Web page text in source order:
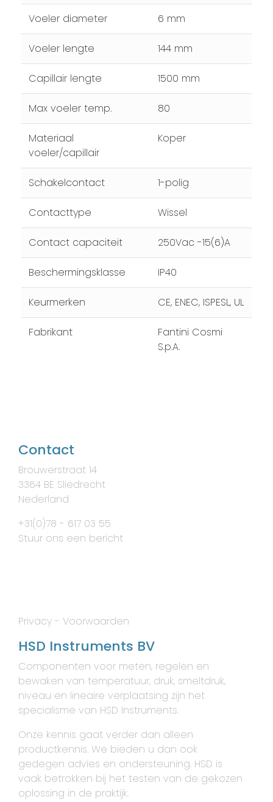
Voeler diameter 6 mm
Voeler lengte 144 mm
Capillair lengte 1500 mm
Max voeler temp. 80
Materiaal
voeler/capillair
Koper
Schakelcontact 1-polig
Contacttype Wissel
Contact capaciteit 250Vac -15(6)A
Beschermingsklasse IP40
Keurmerken CE, ENEC, ISPESL, UL
Fabrikant
Fantini Cosmi
S.p.A.
Contact
Brouwerstraat 14
3364 BE Sliedrecht
Nederland
+31(0)78 - 617 03 55
Stuur ons een bericht
Privacy - Voorwaarden
HSD Instruments BV
Componenten voor meten, regelen en
bewaken van temperatuur, druk, smeltdruk,
niveau en lineaire verplaatsing zijn het
specialisme van HSD Instruments.
Onze kennis gaat verder dan alleen
productkennis. We bieden u dan ook
gedegen advies en ondersteuning. HSD is
vaak betrokken bij het testen van de gekozen
oplossing in de praktijk.